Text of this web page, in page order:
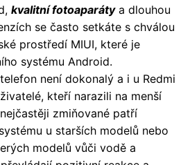
kvalitní fotoaparátya dlouhou
se často setkáte s chválou
prostředí MIUI, které je
systému Android.
není dokonalý a i u Redmi
kteří narazili na menší
zmiňované patří
u starších modelů nebo
modelů vůči vodě a